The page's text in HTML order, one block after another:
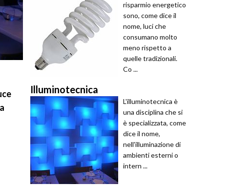
risparmio energetico
sono, come dice il
nome, luci che
consumano molto
meno rispetto a
quelle tradizionali.
Co ...
Illuminotecnica
L'illuminotecnica è
una disciplina che si
è specializzata, come
dice il nome,
nell'illuminazione di
ambienti esterni o
intern ...